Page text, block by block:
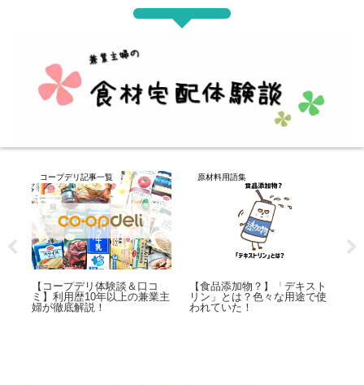
コープデリ記事一覧
【コープデリ体験談＆口コ
ミ】利用歴10年以上の兼業主
婦が徹底解説！
原材料用語集
【食品添加物？】「デキスト
リン」とは？色々な用途で使
われていた！